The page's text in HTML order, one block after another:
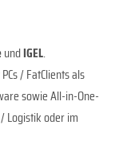
undIGEL.
PCs / FatClients als
sowie All-in-One-
Logistik oder im